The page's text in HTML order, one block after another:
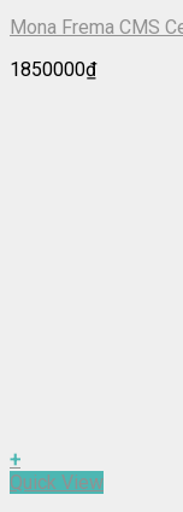
Mona Frema CMS
1850000₫
+
Quick View